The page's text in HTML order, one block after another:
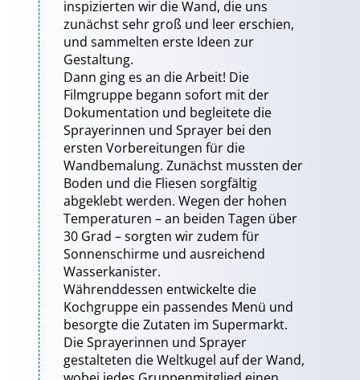
inspizierten wir die Wand, die uns
zunächst sehr groß und leer erschien,
und sammelten erste Ideen zur
Gestaltung.
Dann ging es an die Arbeit! Die
Filmgruppe begann sofort mit der
Dokumentation und begleitete die
Sprayerinnen und Sprayer bei den
ersten Vorbereitungen für die
Wandbemalung. Zunächst mussten der
Boden und die Fliesen sorgfältig
abgeklebt werden. Wegen der hohen
Temperaturen – an beiden Tagen über
30 Grad – sorgten wir zudem für
Sonnenschirme und ausreichend
Wasserkanister.
Währenddessen entwickelte die
Kochgruppe ein passendes Menü und
besorgte die Zutaten im Supermarkt.
Die Sprayerinnen und Sprayer
gestalteten die Weltkugel auf der Wand,